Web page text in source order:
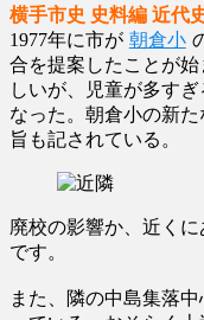
横手市史 史料編 近代
1977年に市が 朝倉小
合を提案したことが
しいが、児童が多す
なった。朝倉小の新
旨も記されている。
廃校の影響か、近く
です。
また、隣の中島集落中